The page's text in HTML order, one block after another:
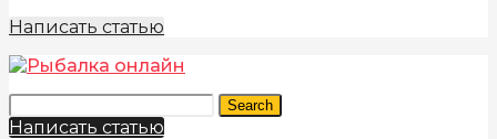
Написать статью
Search
Написать статью